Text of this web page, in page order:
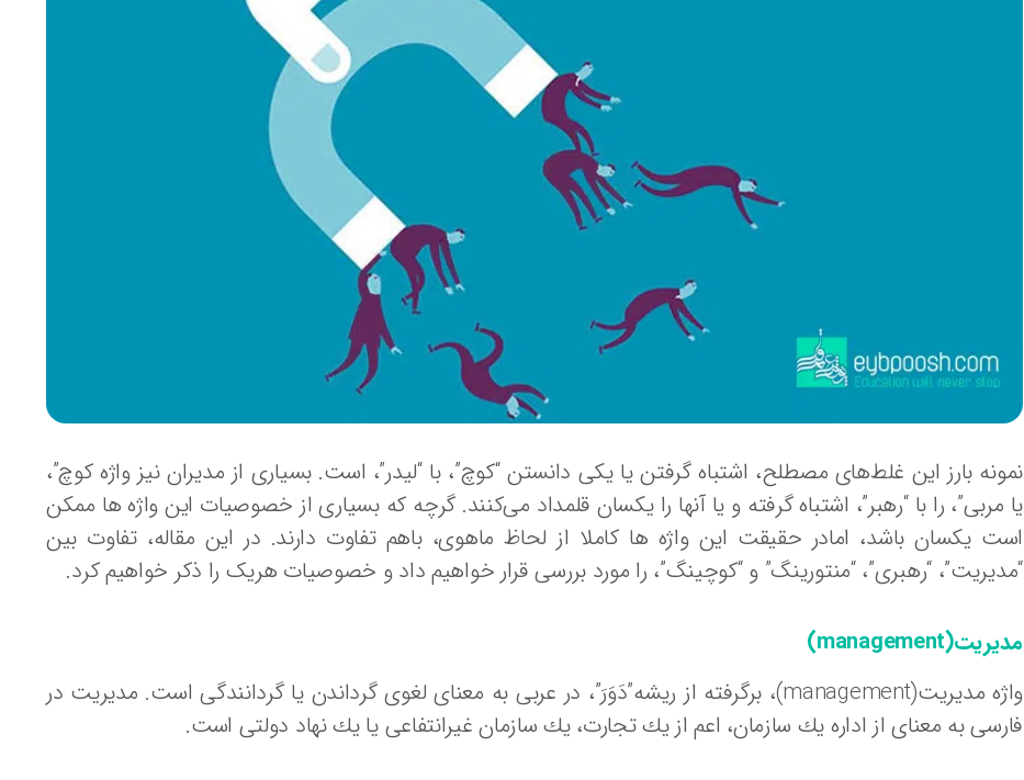
نمونه بارز این غلط‌های مصطلح، اشتباه گرفتن یا یکی دانستن “کوچ”، با “لیدر”، است. بسیاری از مدیران نیز واژه کوچ”،
یا مربی”، را با “رهبر”، اشتباه گرفته و یا آنها را یکسان قلمداد می‌کنند. گرچه که بسیاری از خصوصیات این واژه ها ممکن
است یکسان باشد، امادر حقیقت این واژه ها کاملا از لحاظ ماهوی، باهم تفاوت دارند. در این مقاله، تفاوت بین
“مدیریت”، “رهبری”، “منتورینگ” و “کوچینگ”، را مورد بررسی قرار خواهیم داد و خصوصیات هریک را ذکر خواهیم کرد.
مدیریت(management
)
واژه مدیریت(management)، برگرفته از ریشه”دَوَرَ”، در عربی به معنای لغوی گرداندن یا گردانندگی است. مدیریت در
فارسی به معنای از اداره یك سازمان، اعم از یك تجارت، یك سازمان غیرانتفاعی یا یك نهاد دولتی است.